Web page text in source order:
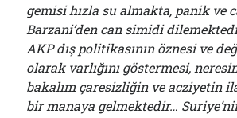
gemisi hızla su almakta, panik ve
Barzani’den can simidi
AKP dış politikasının öznesi ve
olarak varlığını göstermesi,
bakalım çaresizliğin ve acziyetin
bir manaya gelmektedir…